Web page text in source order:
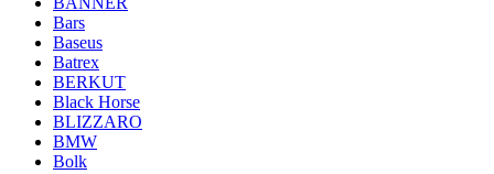
Bars
Baseus
Batrex
BERKUT
Black Horse
BLIZZARO
BMW
Bolk